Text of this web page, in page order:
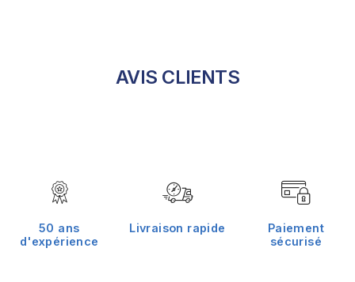
AVIS CLIENTS
50 ans
d'expérience
Livraison rapide
Paiement
sécurisé